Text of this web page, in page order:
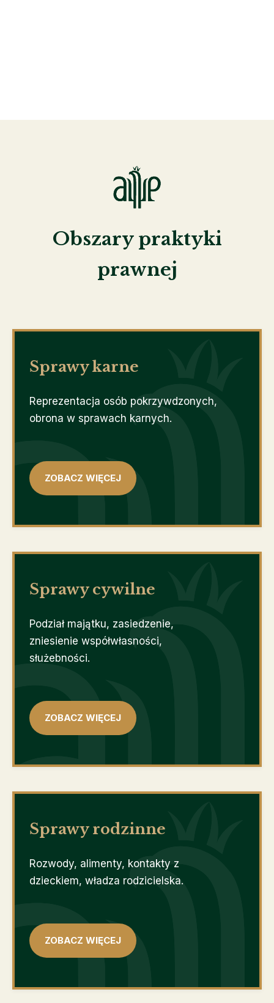
Obszary praktyki
prawnej
Sprawy karne
Reprezentacja osób pokrzywdzonych,
obrona w sprawach karnych.
ZOBACZ WIĘCEJ
Sprawy cywilne
Podział majątku, zasiedzenie,
zniesienie współwłasności,
służebności.
ZOBACZ WIĘCEJ
Sprawy rodzinne
Rozwody, alimenty, kontakty z
dzieckiem, władza rodzicielska.
ZOBACZ WIĘCEJ